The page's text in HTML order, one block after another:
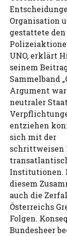
Organisation
gestattete
UNO, erklärt
seinem
Sammelband
Argument war
neutraler
entziehen
sich mit der
schrittweisen
Institutionen.
diesem
auch die
Österreichs
Folgen.
Bundesheer